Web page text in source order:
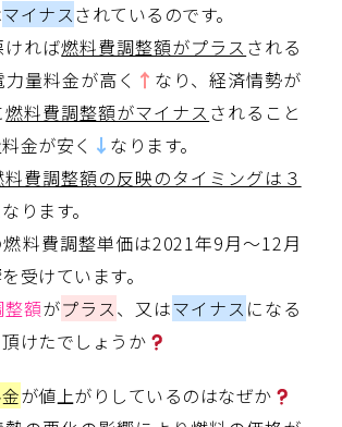
マイナスされているのです。
ければ燃料費調整額がプラス される
量料金が高く ↑ なり、経済情勢が
燃料費調整額がマイナス されること
金が安く ↓ なります。
料費調整額の反映のタイミングは３
ります。
料費調整単価は2021年9月～12月
受けています。
額がプラス、又はマイナス になる
けたでしょうか
が値上がりしているのはなぜか